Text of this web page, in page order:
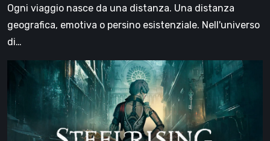
Ogni viaggio nasce da una distanza. Una distanza
geografica, emotiva o persino esistenziale. Nell'universo
di…
Steelrising,
recensione:
rivoluzione
sotto